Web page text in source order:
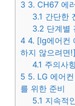
3 3. CH67 에
3.1 간단한
3.2 단계별
4 4. [lg에어컨
하지 않으려면!]
4.1 주의사
5 5. LG 에어
를 위한 준비
5.1 지속적